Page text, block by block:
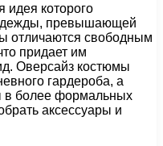
идея которого
превышающей
отличаются свободным
придает им
Оверсайз костюмы
гардероба, а
в более формальных
аксессуары и